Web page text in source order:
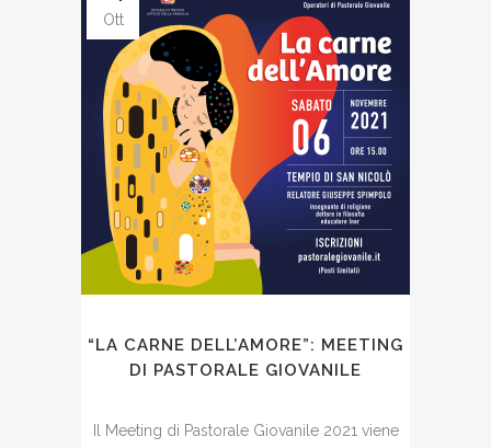
Ott
“LA CARNE DELL’AMORE”: MEETING
DI PASTORALE GIOVANILE
Il Meeting di Pastorale Giovanile 2021 viene